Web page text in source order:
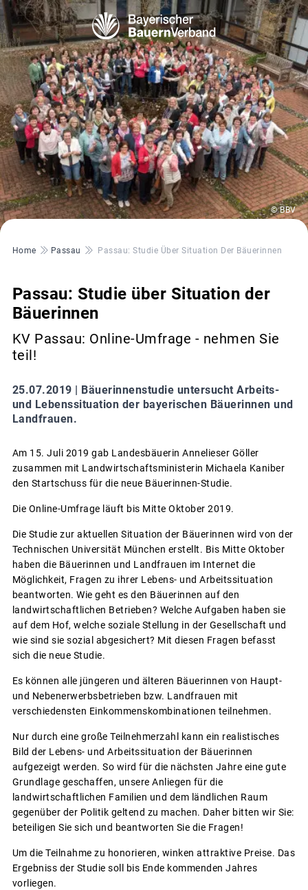
© BBV
Pfadnavigation
Home Passau Passau: Studie Über Situation Der Bäuerinnen
Passau: Studie über Situation der
Bäuerinnen
KV Passau: Online-Umfrage - nehmen Sie
teil!
25.07.2019 | Bäuerinnenstudie untersucht Arbeits-
und Lebenssituation der bayerischen Bäuerinnen und
Landfrauen.
Am 15. Juli 2019 gab Landesbäuerin Annelieser Göller
zusammen mit Landwirtschaftsministerin Michaela Kaniber
den Startschuss für die neue Bäuerinnen-Studie.
Die Online-Umfrage läuft bis Mitte Oktober 2019.
Die Studie zur aktuellen Situation der Bäuerinnen wird von der
Technischen Universität München erstellt. Bis Mitte Oktober
haben die Bäuerinnen und Landfrauen im Internet die
Möglichkeit, Fragen zu ihrer Lebens- und Arbeitssituation
beantworten. Wie geht es den Bäuerinnen auf den
landwirtschaftlichen Betrieben? Welche Aufgaben haben sie
auf dem Hof, welche soziale Stellung in der Gesellschaft und
wie sind sie sozial abgesichert? Mit diesen Fragen befasst
sich die neue Studie.
Es können alle jüngeren und älteren Bäuerinnen von Haupt-
und Nebenerwerbsbetrieben bzw. Landfrauen mit
verschiedensten Einkommenskombinationen teilnehmen.
Nur durch eine große Teilnehmerzahl kann ein realistisches
Bild der Lebens- und Arbeitssituation der Bäuerinnen
aufgezeigt werden. So wird für die nächsten Jahre eine gute
Grundlage geschaffen, unsere Anliegen für die
landwirtschaftlichen Familien und dem ländlichen Raum
gegenüber der Politik geltend zu machen. Daher bitten wir Sie:
beteiligen Sie sich und beantworten Sie die Fragen!
Um die Teilnahme zu honorieren, winken attraktive Preise. Das
Ergebniss der Studie soll bis Ende kommenden Jahres
vorliegen.